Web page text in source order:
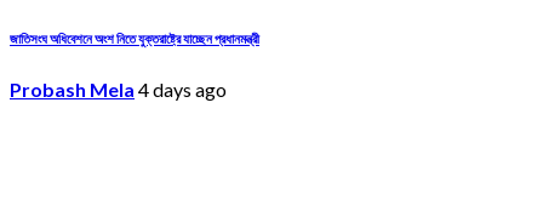
জাতিসংঘ অধিবেশনে অংশ নিতে যুক্তরাষ্ট্রে যাচ্ছেন প্রধানমন্ত্রী
Probash Mela 4 days ago